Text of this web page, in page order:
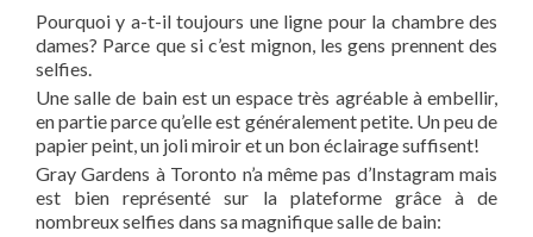
Pourquoi y a-t-il toujours une ligne pour la chambre des
dames? Parce que si c’est mignon, les gens prennent des
selfies.
Une salle de bain est un espace très agréable à embellir,
en partie parce qu’elle est généralement petite. Un peu de
papier peint, un joli miroir et un bon éclairage suffisent!
Gray Gardens à Toronto n’a même pas d’Instagram mais
est bien représenté sur la plateforme grâce à de
nombreux selfies dans sa magnifique salle de bain: